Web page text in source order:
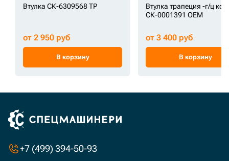
Втулка СК-6309568 TP
от 2 950 руб
В корзину
Втулка трапеция -г/ц
СК-0001391 OEM
от 3 400 руб
В корзину
+7 (499) 394-50-93